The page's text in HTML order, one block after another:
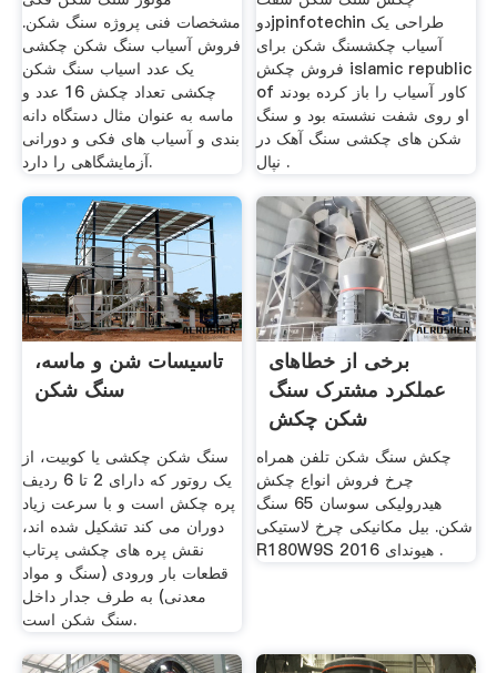
مشخصات فنی پروژه سنگ شکن.
فروش آسیاب سنگ شکن چکشی
یک عدد اسیاب سنگ شکن
چکشی تعداد چکش 16 عدد و
ماسه به عنوان مثال دستگاه دانه‌
بندی و آسیاب های فكی و دورانی
آزمایشگاهی را دارد.
دوjpinfotechin طراحی یک
آسیاب چکشسنگ شکن برای
فروش چکش islamic republic
of کاور آسیاب را باز کرده بودند
او روی شفت نشسته بود و سنگ
شکن های چکشی سنگ آهک در
نپال .
تاسیسات شن و ماسه،
سنگ شکن
سنگ شکن چکشی یا کوبیت، از
یک روتور که دارای 2 تا 6 ردیف
پره چکش است و با سرعت زیاد
دوران می کند تشکیل شده اند،
نقش پره های چکشی پرتاب
قطعات بار ورودی (سنگ و مواد
معدنی) به طرف جدار داخل
سنگ شکن است.
برخی از خطاهای
عملکرد مشترک سنگ
شکن چکش
چکش سنگ شکن تلفن همراه
چرخ فروش انواع چکش
هیدرولیکی سوسان 65 سنگ
شکن. بیل مکانیکی چرخ لاستیکی
R180W9S هیوندای 2016 .